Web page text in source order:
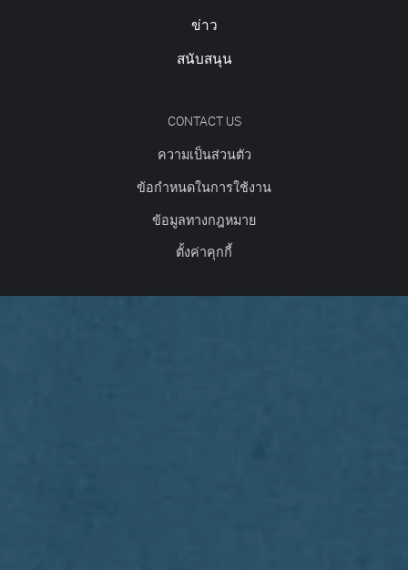
ข่าว
สนับสนุน
CONTACT US
ความเป็นส่วนตัว
ข้อกำหนดในการใช้งาน
ข้อมูลทางกฎหมาย
ตั้งค่าคุกกี้